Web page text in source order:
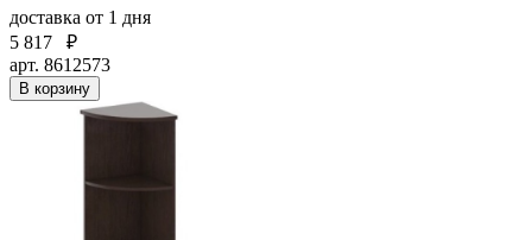
доставка от 1 дня
5 817
₽
арт. 8612573
В корзину